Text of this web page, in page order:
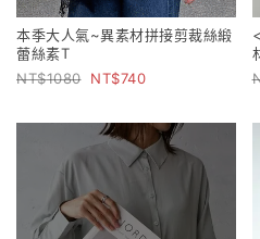
本季大人氣~異素材拼接剪裁絲緞
蕾絲素T
1080
740